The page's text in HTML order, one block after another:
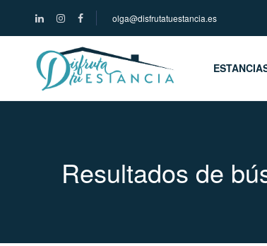
olga@disfrutatuestancia.es
Resultados de